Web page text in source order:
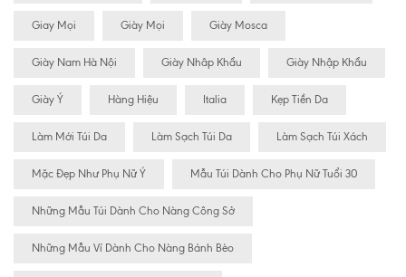
Giay Mọi Giày Mọi Giày Mosca
Giày Nam Hà Nội Giày Nhâp Khẩu Giày Nhập Khẩu
Giày Ý Hàng Hiệu Italia Kẹp Tiền Da
Làm Mới Túi Da Làm Sạch Túi Da Làm Sạch Túi Xách
Mặc Đẹp Như Phụ Nữ Ý Mẫu Túi Dành Cho Phụ Nữ Tuổi 30
Những Mẫu Túi Dành Cho Nàng Công Sở
Những Mẫu Ví Dành Cho Nàng Bánh Bèo